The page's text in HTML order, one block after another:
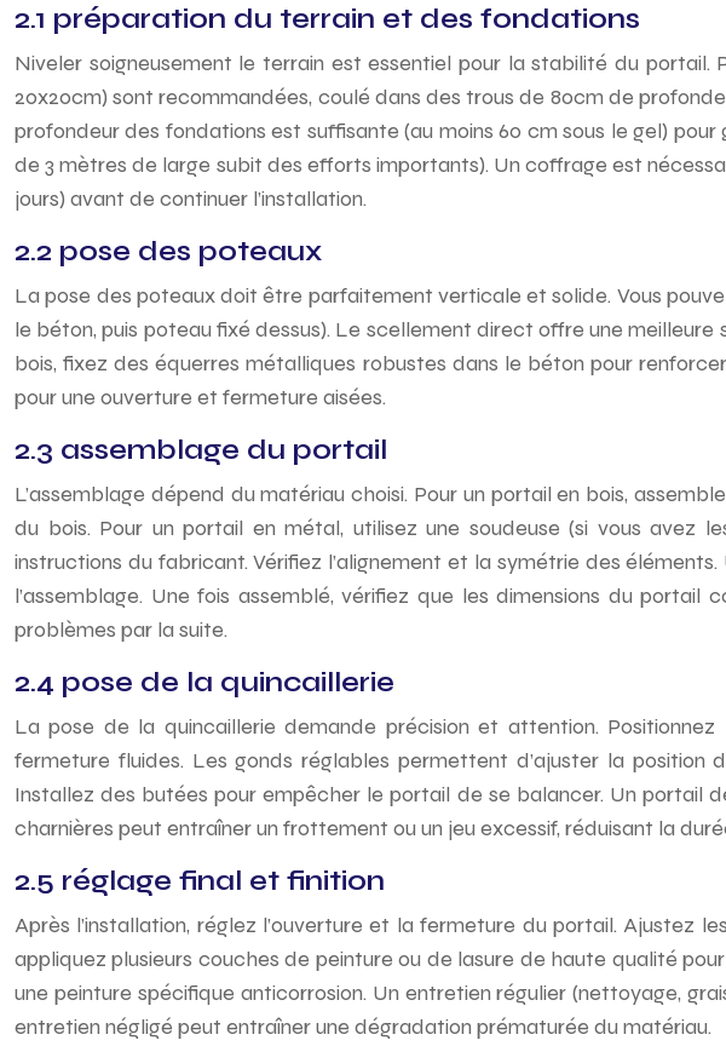
2.1 préparation du terrain et des fondations
Niveler soigneusement le terrain est essentiel pour la stabilité du
20x20cm) sont recommandées, coulé dans des trous de 80cm de
profondeur des fondations est suffisante (au moins 60 cm sous le gel)
de 3 mètres de large subit des efforts importants). Un coffrage est
jours) avant de continuer l’installation.
2.2 pose des poteaux
La pose des poteaux doit être parfaitement verticale et solide. Vous
le béton, puis poteau fixé dessus). Le scellement direct offre une
bois, fixez des équerres métalliques robustes dans le béton pour
pour une ouverture et fermeture aisées.
2.3 assemblage du portail
L’assemblage dépend du matériau choisi. Pour un portail en bois,
du bois. Pour un portail en métal, utilisez une soudeuse (si vous avez
instructions du fabricant. Vérifiez l’alignement et la symétrie des
l’assemblage. Une fois assemblé, vérifiez que les dimensions du
problèmes par la suite.
2.4 pose de la quincaillerie
La pose de la quincaillerie demande précision et attention.
fermeture fluides. Les gonds réglables permettent d’ajuster la
Installez des butées pour empêcher le portail de se balancer. Un portail
charnières peut entraîner un frottement ou un jeu excessif, réduisant la
2.5 réglage final et finition
Après l’installation, réglez l’ouverture et la fermeture du portail. Ajustez
appliquez plusieurs couches de peinture ou de lasure de haute qualité
une peinture spécifique anticorrosion. Un entretien régulier (nettoyage,
entretien négligé peut entraîner une dégradation prématurée du matériau.